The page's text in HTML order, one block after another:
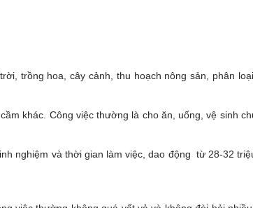
trồng hoa, cây cảnh, thu hoạch nông sản, phân
khác. Công việc thường là cho ăn, uống, vệ sinh
nghiệm và thời gian làm việc, dao động từ 28-32